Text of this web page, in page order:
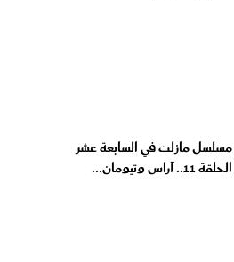
مسلسل مازلت في السابعة عشر
الحلقة 11.. آراس وتيومان...